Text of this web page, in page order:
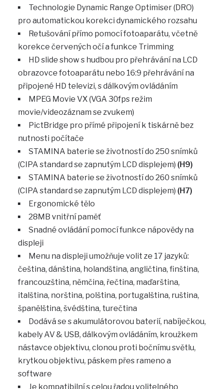
Technologie Dynamic Range Optimiser (DRO)
pro automatickou korekci dynamického rozsahu
Retušování přímo pomocí fotoaparátu, včetně
korekce červených očí a funkce Trimming
HD slide show s hudbou pro přehrávání na LCD
obrazovce fotoaparátu nebo 16:9 přehrávání na
připojené HD televizi, s dálkovým ovládáním
MPEG Movie VX (VGA 30fps režim
movie/videozáznam se zvukem)
PictBridge pro přímé připojení k tiskárně bez
nutnosti počítače
STAMINA baterie se životností do 250 snímků
(CIPA standard se zapnutým LCD displejem) (H9)
STAMINA baterie se životností do 260 snímků
(CIPA standard se zapnutým LCD displejem) (H7)
Ergonomické tělo
28MB vnitřní paměť
Snadné ovládání pomocí funkce nápovědy na
displeji
Menu na displeji umožňuje volit ze 17 jazyků:
čeština, dánština, holandština, angličtina, finština,
francouzština, němčina, řečtina, maďarština,
italština, norština, polština, portugalština, ruština,
španělština, švédština, turečtina
Dodává se s akumulátorovou baterií, nabíječkou,
kabely AV & USB, dálkovým ovládáním, kroužkem
nástavce objektivu, clonou proti bočnímu světlu,
krytkou objektivu, páskem přes rameno a
software
Je kompatibilní s celou řadou volitelného